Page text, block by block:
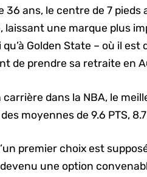
36 ans, le centre de 7
laissant une marque plus
Golden State – où il est
de prendre sa retraite en
dans la NBA, le
moyennes de 9.6 PTS,
premier choix est
devenu une option